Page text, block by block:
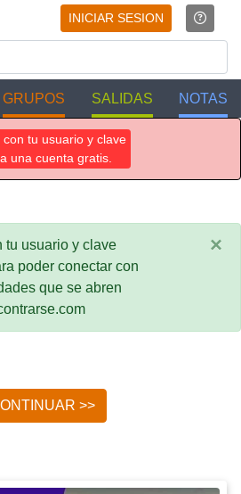
INICIAR SESION
GRUPOS SALIDAS NOTAS
con tu usuario y clave
una cuenta gratis.
tu usuario y clave
poder conectar con
que se abren
×
>>